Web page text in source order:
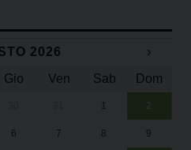
2026
›
Gio Ven Sab Dom
1 2
6 7 8 9